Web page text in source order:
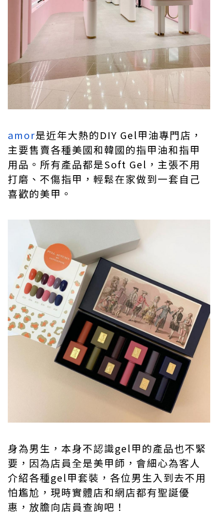
amor是近年大熱的DIY Gel甲油專門店，
主要售賣各種美國和韓國的指甲油和指甲
用品。所有產品都是Soft Gel，主張不用
打磨、不傷指甲，輕鬆在家做到一套自己
喜歡的美甲。
身為男生，本身不認識gel甲的產品也不緊
要，因為店員全是美甲師，會細心為客人
介紹各種gel甲套裝，各位男生入到去不用
怕尷尬，現時實體店和網店都有聖誕優
惠，放膽向店員查詢吧！